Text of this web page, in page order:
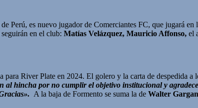
Perú, es nuevo jugador de Comerciantes FC, que jugará
en el club: Matías Velázquez, Mauricio Affonso, el
para River Plate en 2024. El golero y la carta de despedida a
al hincha por no cumplir el objetivo institucional y
A la baja de Formento se suma la de Walter